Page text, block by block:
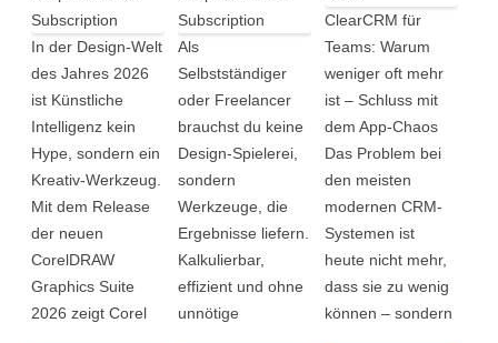
– Das Profi-
Update im
Check
In der Design-Welt
des Jahres 2026
ist Künstliche
Intelligenz kein
Hype, sondern ein
Kreativ-Werkzeug.
Mit dem Release
der neuen
CorelDRAW
Graphics Suite
2026 zeigt Corel
gerade für
Selbstständige
jetzt rechnet
Als
Selbstständiger
oder Freelancer
brauchst du keine
Design-Spielerei,
sondern
Werkzeuge, die
Ergebnisse liefern.
Kalkulierbar,
effizient und ohne
unnötige
hohen Abo-
ClearCRM für
Teams: Warum
weniger oft mehr
ist – Schluss mit
dem App-Chaos
Das Problem bei
den meisten
modernen CRM-
Systemen ist
heute nicht mehr,
dass sie zu wenig
können – sondern